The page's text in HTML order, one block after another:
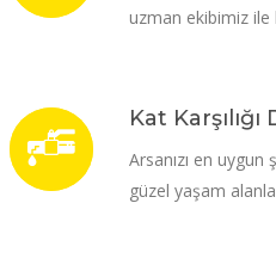
uzman ekibimiz ile
Kat Karşılığı
Arsanızı en
güzel yaşam